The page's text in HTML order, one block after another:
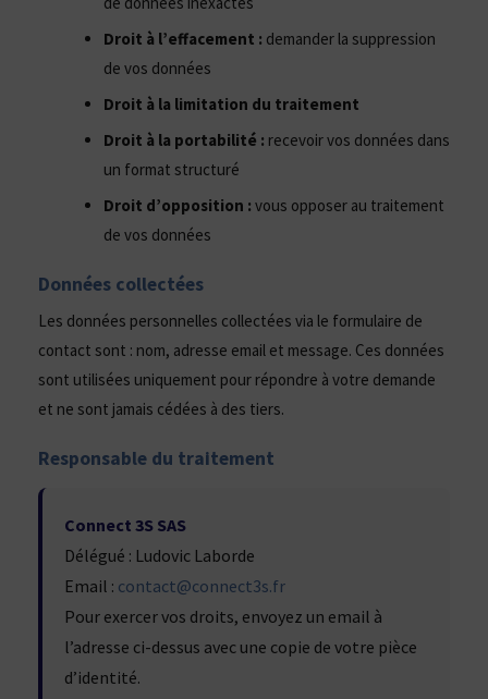
Droit à l’effacement : demander la suppression
de vos données
Droit à la limitation du traitement
Droit à la portabilité : recevoir vos données dans
un format structuré
Droit d’opposition : vous opposer au traitement
de vos données
Données collectées
Les données personnelles collectées via le formulaire de
contact sont : nom, adresse email et message. Ces données
sont utilisées uniquement pour répondre à votre demande
et ne sont jamais cédées à des tiers.
Responsable du traitement
Connect 3S SAS
Délégué : Ludovic Laborde
Email : contact@connect3s.fr
Pour exercer vos droits, envoyez un email à
l’adresse ci-dessus avec une copie de votre pièce
d’identité.